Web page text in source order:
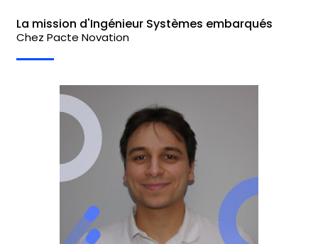
La mission d'Ingénieur Systèmes embarqués
Chez Pacte Novation